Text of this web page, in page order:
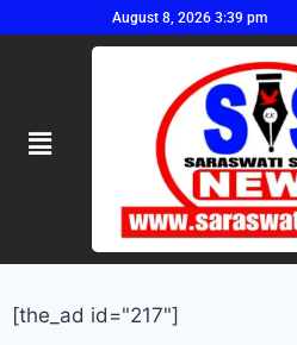
August 8, 2026 3:39 pm
[the_ad id="217"]